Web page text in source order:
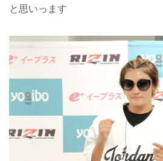
と思いっます